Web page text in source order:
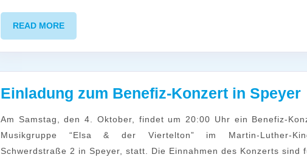
READ MOREREAD
MORE
Einladung zum Benefiz-Konzert in Speyer
Am Samstag, den 4. Oktober, findet um 20:00 Uhr ein Benefiz-Konzert der
Musikgruppe “Elsa & der Viertelton” im Martin-Luther-
Schwerdstraße 2 in Speyer, statt. Die Einnahmen des Konzerts sind